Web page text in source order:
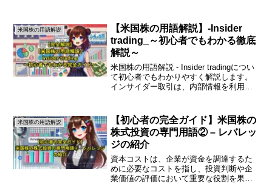
れています。各業種には特有の特徴やト
レンドがあり、投資家はこ...
米国株の用語解説
【米国株の用語解説】-Insider
trading_～初心者でもわかる徹底
解説～
米国株の用語解説 - Insider tradingについ
て初心者でもわかりやすく解説します。
インサイダー取引は、内部情報を利用し
サイダー取引とは、企業の内部情報を持
つ...
米国株の用語解説
【初心者の完全ガイド】米国株の
株式投資の専門用語② – レバレッ
ジの紹介
資本コストは、企業が資金を調達するた
めに必要なコストを指し、投資判断や企
業価値の評価において重要な役割を果た